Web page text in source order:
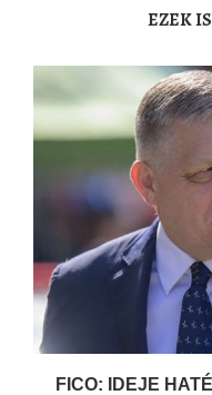
EZEK
FICO: IDEJE